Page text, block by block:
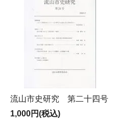
流山市史研究 第二十四号
1,000円(税込)